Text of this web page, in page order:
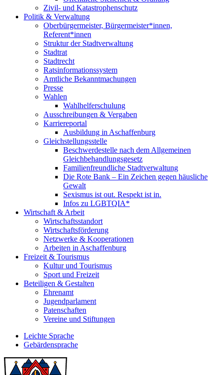
Zivil- und Katastrophenschutz
Politik & Verwaltung
Oberbürgermeister, Bürgermeister*innen,
Referent*innen
Struktur der Stadtverwaltung
Stadtrat
Stadtrecht
Ratsinformationssystem
Amtliche Bekanntmachungen
Presse
Wahlen
Wahlhelferschulung
Ausschreibungen & Vergaben
Karriereportal
Ausbildung in Aschaffenburg
Gleichstellungsstelle
Beschwerdestelle nach dem Allgemeinen
Gleichbehandlungsgesetz
Familienfreundliche Stadtverwaltung
Die Rote Bank – Ein Zeichen gegen häusliche
Gewalt
Sexismus ist out. Respekt ist in.
Infos zu LGBTQIA*
Wirtschaft & Arbeit
Wirtschaftsstandort
Wirtschaftsförderung
Netzwerke & Kooperationen
Arbeiten in Aschaffenburg
Freizeit & Tourismus
Kultur und Tourismus
Sport und Freizeit
Beteiligen & Gestalten
Ehrenamt
Jugendparlament
Patenschaften
Vereine und Stiftungen
Leichte Sprache
Gebärdensprache